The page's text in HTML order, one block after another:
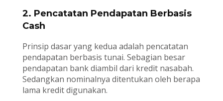
2. Pencatatan Pendapatan Berbasis
Cash
Prinsip dasar yang kedua adalah pencatatan
pendapatan berbasis tunai. Sebagian besar
pendapatan bank diambil dari kredit nasabah.
Sedangkan nominalnya ditentukan oleh berapa
lama kredit digunakan.